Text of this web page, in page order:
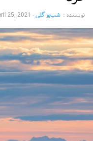
نویسنده : شب‌بو گلی-
25, 2021